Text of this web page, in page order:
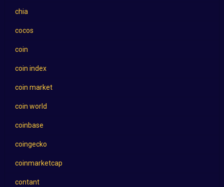
chia
cocos
coin
coin index
coin market
coin world
coinbase
coingecko
coinmarketcap
contant